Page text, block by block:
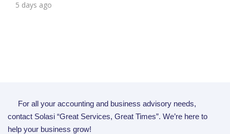
5 days ago
For all your accounting and business advisory needs,
contact Solasi “Great Services, Great Times”. We’re here to
help your business grow!